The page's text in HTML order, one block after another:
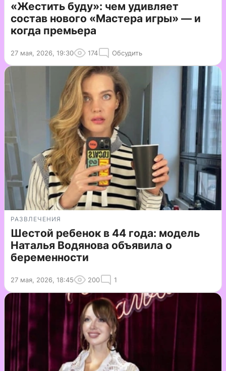
«Жестить буду»: чем удивляет
состав нового «Мастера игры» — и
когда премьера
27 мая, 2026, 19:30 174 Обсудить
РАЗВЛЕЧЕНИЯ
Шестой ребенок в 44 года: модель
Наталья Водянова объявила о
беременности
27 мая, 2026, 18:45 200 1